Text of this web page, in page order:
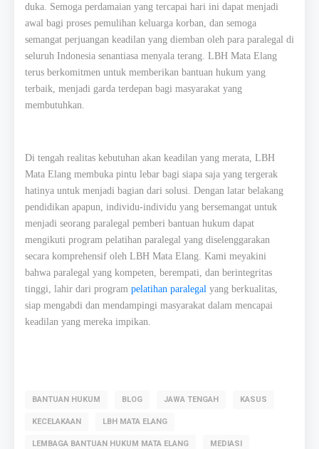
duka. Semoga perdamaian yang tercapai hari ini dapat menjadi
awal bagi proses pemulihan keluarga korban, dan semoga
semangat perjuangan keadilan yang diemban oleh para paralegal di
seluruh Indonesia senantiasa menyala terang. LBH Mata Elang
terus berkomitmen untuk memberikan bantuan hukum yang
terbaik, menjadi garda terdepan bagi masyarakat yang
membutuhkan.
Di tengah realitas kebutuhan akan keadilan yang merata, LBH
Mata Elang membuka pintu lebar bagi siapa saja yang tergerak
hatinya untuk menjadi bagian dari solusi. Dengan latar belakang
pendidikan apapun, individu-individu yang bersemangat untuk
menjadi seorang paralegal pemberi bantuan hukum dapat
mengikuti program pelatihan paralegal yang diselenggarakan
secara komprehensif oleh LBH Mata Elang. Kami meyakini
bahwa paralegal yang kompeten, berempati, dan berintegritas
tinggi, lahir dari program pelatihan paralegal yang berkualitas,
siap mengabdi dan mendampingi masyarakat dalam mencapai
keadilan yang mereka impikan.
BANTUAN HUKUM BLOG JAWA TENGAH KASUS
KECELAKAAN LBH MATA ELANG
LEMBAGA BANTUAN HUKUM MATA ELANG MEDIASI